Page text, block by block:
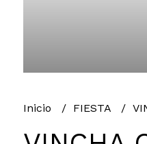
Inicio FIESTA